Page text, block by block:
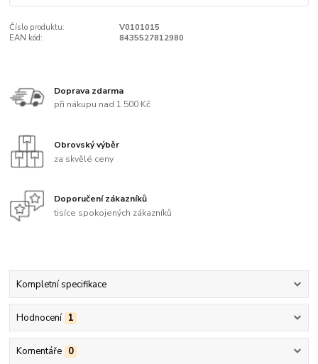
Číslo produktu:
V0101015
EAN kód:
8435527812980
Doprava zdarma
při nákupu nad 1 500 Kč
Obrovský výběr
za skvělé ceny
Doporučení zákazníků
tisíce spokojených zákazníků
Kompletní specifikace
Hodnocení 1
Komentáře 0